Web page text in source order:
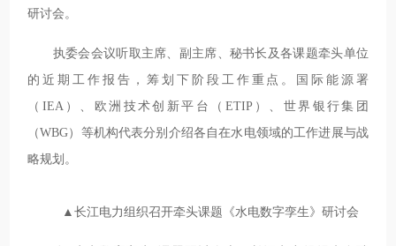
研讨会。
执委会会议听取主席、副主席、秘书长及各课题牵头单位
的近期工作报告，筹划下阶段工作重点。国际能源署
（IEA）、欧洲技术创新平台（ETIP）、世界银行集团
（WBG）等机构代表分别介绍各自在水电领域的工作进展与战
略规划。
▲长江电力组织召开牵头课题《水电数字孪生》研讨会